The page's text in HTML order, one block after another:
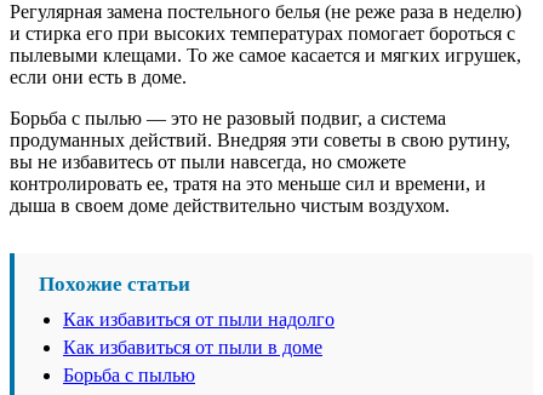
Регулярная замена постельного белья (не реже раза в неделю)
и стирка его при высоких температурах помогает бороться с
пылевыми клещами. То же самое касается и мягких игрушек,
если они есть в доме.
Борьба с пылью — это не разовый подвиг, а система
продуманных действий. Внедряя эти советы в свою рутину,
вы не избавитесь от пыли навсегда, но сможете
контролировать ее, тратя на это меньше сил и времени, и
дыша в своем доме действительно чистым воздухом.
Похожие статьи
Как избавиться от пыли надолго
Как избавиться от пыли в доме
Борьба с пылью